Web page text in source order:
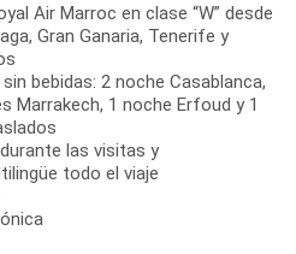
Air Marroc en clase “W” desde
Gran Ganaria, Tenerife y
bebidas: 2 noche Casablanca,
Marrakech, 1 noche Erfoud y 1
las visitas y
todo el viaje